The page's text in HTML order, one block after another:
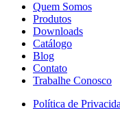
Quem Somos
Produtos
Downloads
Catálogo
Blog
Contato
Trabalhe Conosco
Política de